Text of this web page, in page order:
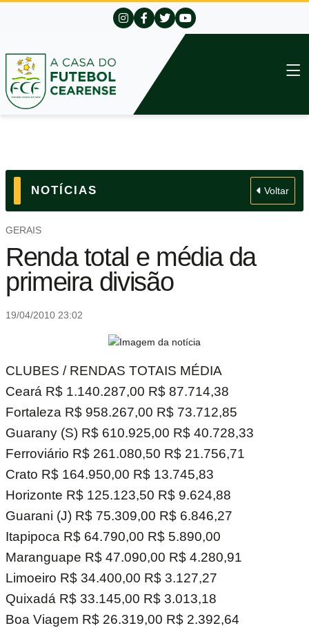
NOTÍCIAS Voltar
GERAIS
Renda total e média da
primeira divisão
19/04/2010 23:02
CLUBES / RENDAS TOTAIS MÉDIA
Ceará R$ 1.140.287,00 R$ 87.714,38
Fortaleza R$ 958.267,00 R$ 73.712,85
Guarany (S) R$ 610.925,00 R$ 40.728,33
Ferroviário R$ 261.080,50 R$ 21.756,71
Crato R$ 164.950,00 R$ 13.745,83
Horizonte R$ 125.123,50 R$ 9.624,88
Guarani (J) R$ 75.309,00 R$ 6.846,27
Itapipoca R$ 64.790,00 R$ 5.890,00
Maranguape R$ 47.090,00 R$ 4.280,91
Limoeiro R$ 34.400,00 R$ 3.127,27
Quixadá R$ 33.145,00 R$ 3.013,18
Boa Viagem R$ 26.319,00 R$ 2.392,64